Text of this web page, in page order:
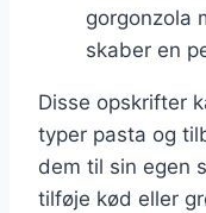
gorgonzola
skaber en
Disse opskrifter
typer pasta og
dem til sin egen
tilføje kød eller